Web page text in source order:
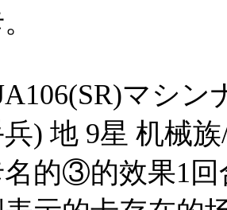
マシ
) 地 9星 机械
的③的效果1